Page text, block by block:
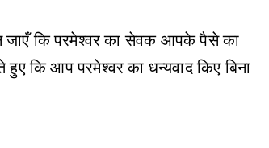
जाएँ कि परमेश्वर का सेवक आपके पैसे का
कि आप परमेश्वर का धन्यवाद किए बिना